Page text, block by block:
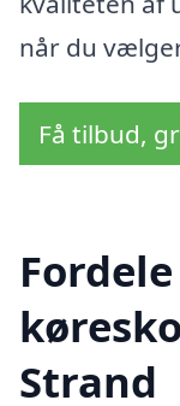
når du
Få tilbud,
Strand